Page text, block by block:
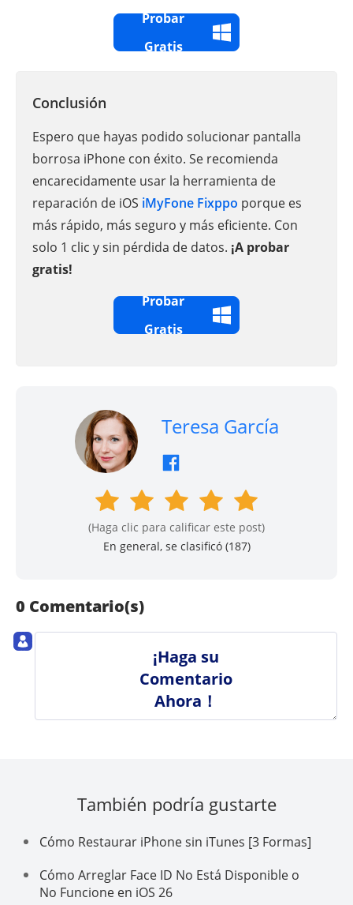
Probar
Gratis
Conclusión
Espero que hayas podido solucionar pantalla
borrosa iPhone con éxito. Se recomienda
encarecidamente usar la herramienta de
reparación de iOS iMyFone Fixppo porque es
más rápido, más seguro y más eficiente. Con
solo 1 clic y sin pérdida de datos. ¡A probar
gratis!
Probar
Gratis
Teresa García
(Haga clic para calificar este post)
En general, se clasificó (187)
0 Comentario(s)
¡Haga su
Comentario
Ahora！
También podría gustarte
Cómo Restaurar iPhone sin iTunes [3 Formas]
Cómo Arreglar Face ID No Está Disponible o
No Funcione en iOS 26